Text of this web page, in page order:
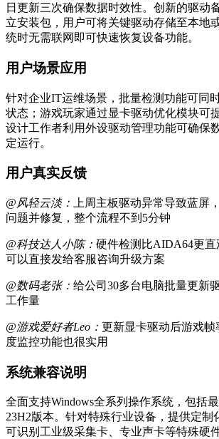
日更新三次确保数据时效性。创新的驱动
立安装包，用户可将关键驱动存储至本地
统时无需联网即可快速恢复设备功能。
用户场景应用
针对企业IT运维场景，批量检测功能可同
状态；游戏玩家通过显卡驱动优化模块可
设计工作者利用外设驱动管理功能可确保
定运行。
用户真实反馈
@风轻云淡：
上周主板驱动异常导致蓝屏
问题并修复，整个流程不到5分钟
@科技达人小陈： 硬件检测比AIDA64更
可以直接发给客服咨询升级方案
@数码老张： 给公司30多台电脑批量更新
工作量
@游戏爱好者Leo： 更新显卡驱动后游戏帧
度监控功能也很实用
系统兼容说明
全面支持Windows全系列操作系统，包括
23H2版本。针对特殊行业设备，提供定制
可识别工业级采集卡、专业声卡等特殊硬